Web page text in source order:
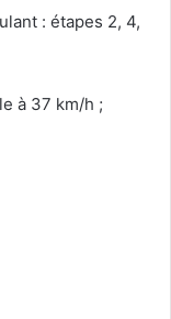
: étapes 2, 4,
à 37 km/h ;